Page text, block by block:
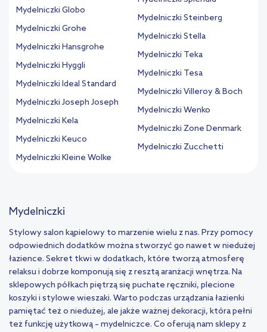
Mydelniczki Globo
Mydelniczki Grohe
Mydelniczki Hansgrohe
Mydelniczki Hyggli
Mydelniczki Ideal Standard
Mydelniczki Joseph Joseph
Mydelniczki Kela
Mydelniczki Keuco
Mydelniczki Kleine Wolke
Mydelniczki Steinberg
Mydelniczki Stella
Mydelniczki Teka
Mydelniczki Tesa
Mydelniczki Villeroy & Boch
Mydelniczki Wenko
Mydelniczki Zone Denmark
Mydelniczki Zucchetti
Mydelniczki
Stylowy salon kąpielowy to marzenie wielu z nas. Przy pomocy
odpowiednich dodatków można stworzyć go nawet w niedużej
łazience. Sekret tkwi w dodatkach, które tworzą atmosferę
relaksu i dobrze komponują się z resztą aranżacji wnętrza. Na
sklepowych półkach piętrzą się puchate ręczniki, plecione
koszyki i stylowe wieszaki. Warto podczas urządzania łazienki
pamiętać też o niedużej, ale jakże ważnej dekoracji, która pełni
też funkcję użytkową – mydelniczce. Co oferują nam sklepy z